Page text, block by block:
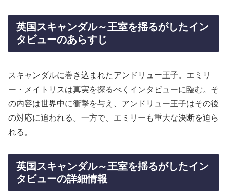
英国スキャンダル～王室を揺るがしたイン
タビューのあらすじ
スキャンダルに巻き込まれたアンドリュー王子。エミリ
ー・メイトリスは真実を探るべくインタビューに臨む。そ
の内容は世界中に衝撃を与え、アンドリュー王子はその後
の対応に追われる。一方で、エミリーも重大な決断を迫ら
れる。
英国スキャンダル～王室を揺るがしたイン
タビューの詳細情報